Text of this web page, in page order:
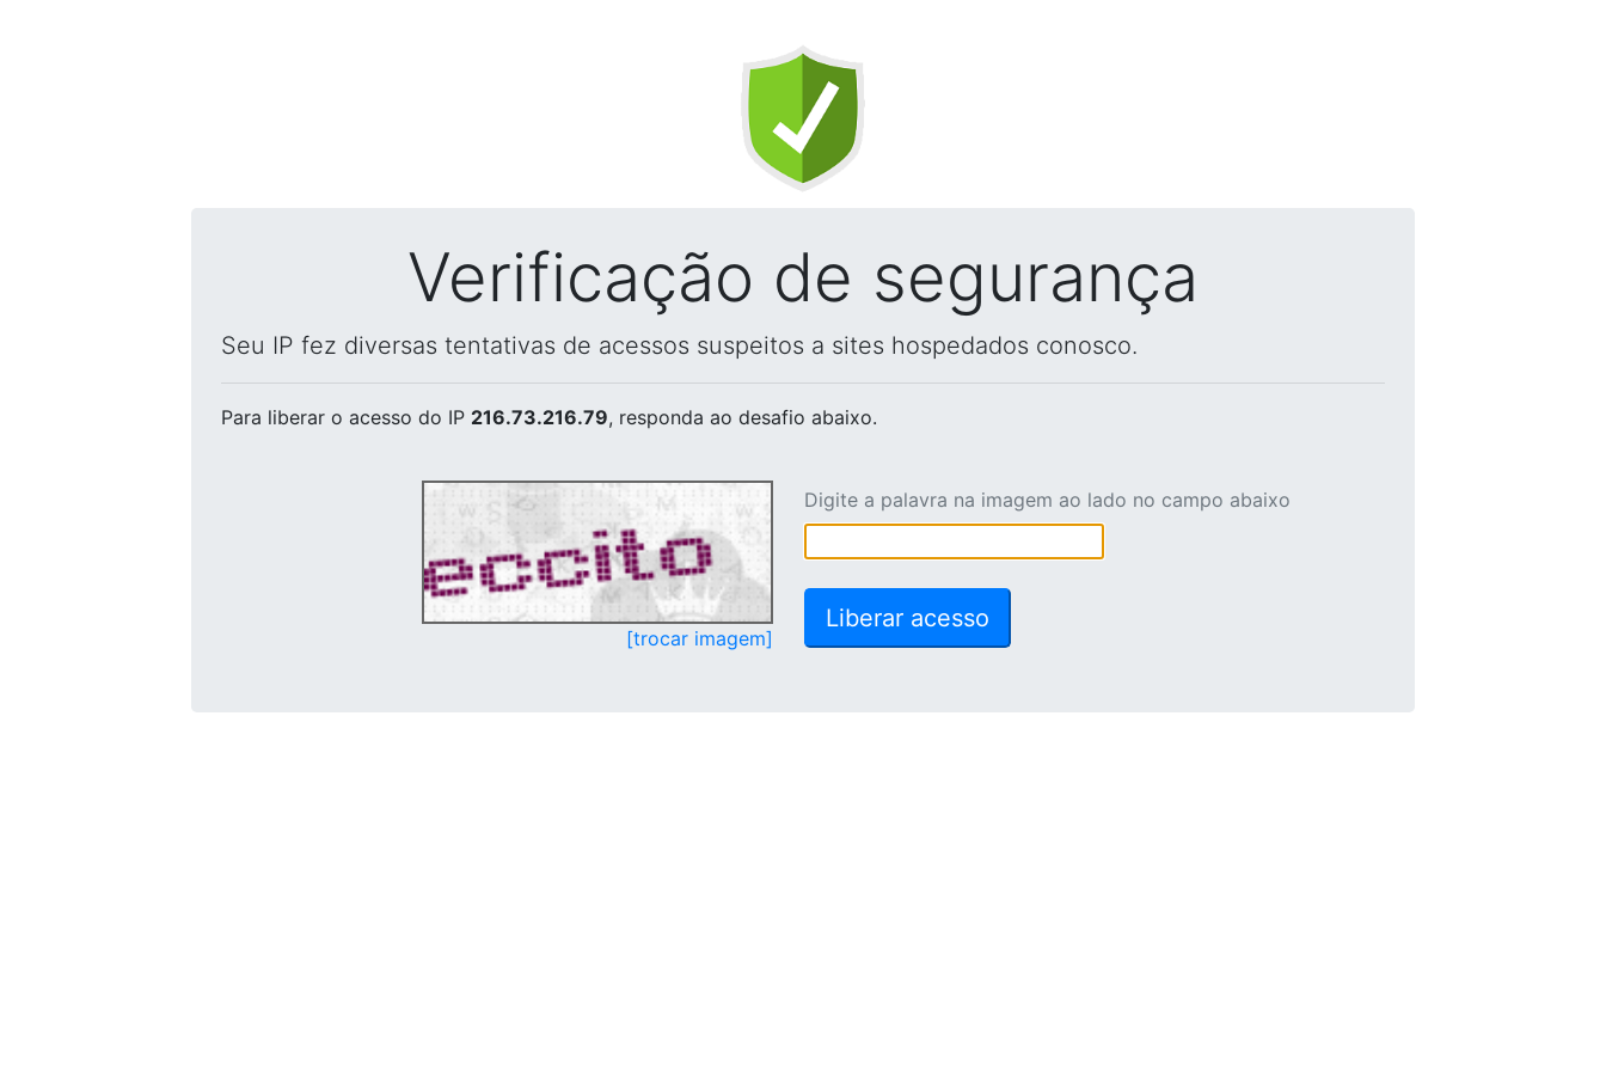
Verificação de segurança
Seu IP fez diversas tentativas de acessos suspeitos a sites hospedados conosco.
Para liberar o acesso do IP 216.73.216.79, responda ao desafio abaixo.
[trocar imagem]
Digite a palavra na imagem ao lado no campo abaixo